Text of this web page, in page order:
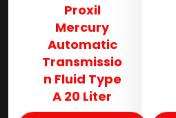
Proxil
Mercury
Automatic
Transmissio
n Fluid​ Type
A 20 Liter